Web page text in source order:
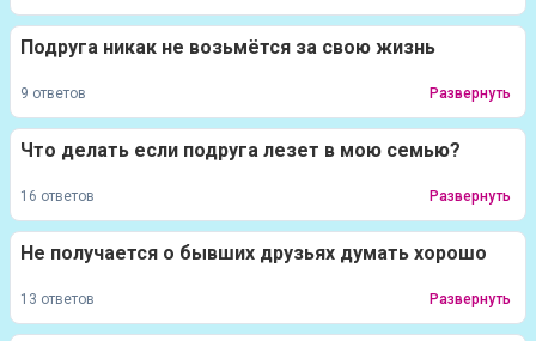
Подруга никак не возьмётся за свою жизнь
9 ответов Развернуть
Что делать если подруга лезет в мою семью?
16 ответов Развернуть
Не получается о бывших друзьях думать хорошо
13 ответов Развернуть